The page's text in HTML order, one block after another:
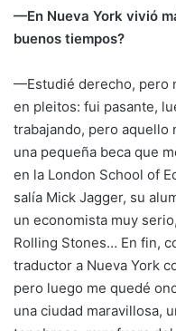
—En Nueva York vivió
buenos tiempos?
—Estudié derecho, pero
en pleitos: fui pasante,
trabajando, pero aquello
una pequeña beca que
en la London School of
salía Mick Jagger, su
un economista muy
Rolling Stones… En fin,
traductor a Nueva York
pero luego me quedé
una ciudad maravillosa,